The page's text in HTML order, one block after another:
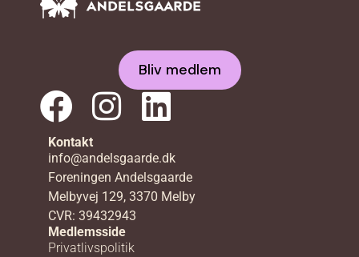
Bliv medlem
Kontakt
info@andelsgaarde.dk
Foreningen Andelsgaarde
Melbyvej 129, 3370 Melby
CVR: 39432943
Medlemsside
Privatlivspolitik